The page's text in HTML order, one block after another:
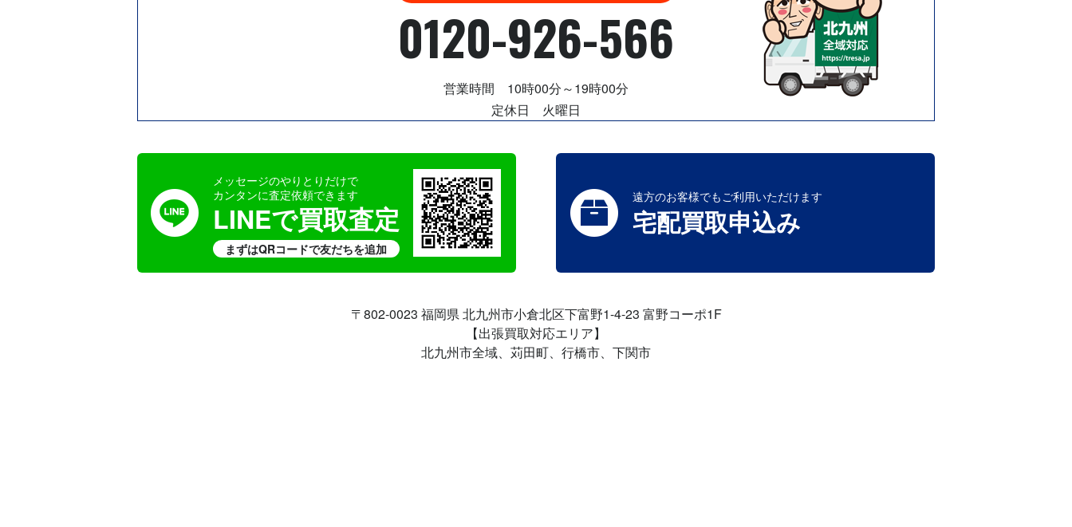
0120-926-566
営業時間 10時00分～19時00分
定休日 火曜日
メッセージのやりとりだけで
カンタンに査定依頼できます
LINEで買取査定
まずはQRコードで友だちを追加
遠方のお客様でもご利用いただけます
宅配買取申込み
〒802-0023 福岡県 北九州市小倉北区下富野1-4-23 富野コーポ1F
【出張買取対応エリア】
北九州市全域、苅田町、行橋市、下関市